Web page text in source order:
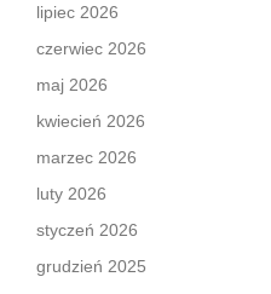
lipiec 2026
czerwiec 2026
maj 2026
kwiecień 2026
marzec 2026
luty 2026
styczeń 2026
grudzień 2025